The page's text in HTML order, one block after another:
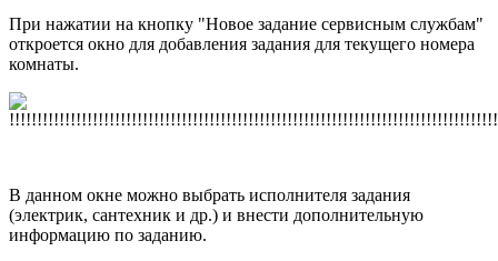
При нажатии на кнопку "Новое задание сервисным службам"
откроется окно для добавления задания для текущего номера
комнаты.
В данном окне можно выбрать исполнителя задания
(электрик, сантехник и др.) и внести дополнительную
информацию по заданию.